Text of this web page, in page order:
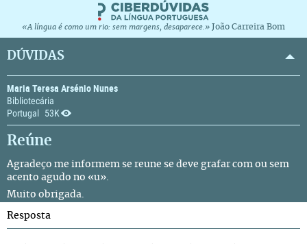
«A língua é como um rio: sem margens, desaparece.» João Carreira Bom
DÚVIDAS
Maria Teresa Arsénio Nunes
Bibliotecária
Portugal
53K
Reúne
Agradeço me informem se reune se deve grafar com ou sem
acento agudo no «u».
Muito obrigada.
Resposta